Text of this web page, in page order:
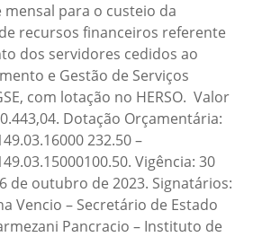
para o custeio da
recursos financeiros referente
dos servidores cedidos ao
e Gestão de Serviços
com lotação no HERSO. Valor
Dotação Orçamentária:
232.50 –
Vigência: 30
de outubro de 2023. Signatários:
Vencio – Secretário de Estado
Pancracio – Instituto de